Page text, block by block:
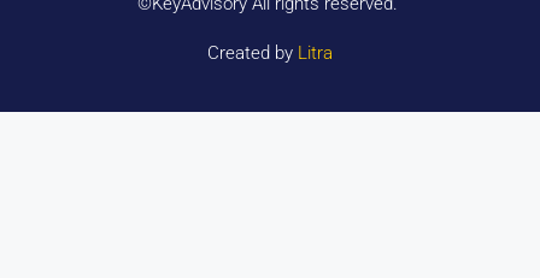
Created by Litra